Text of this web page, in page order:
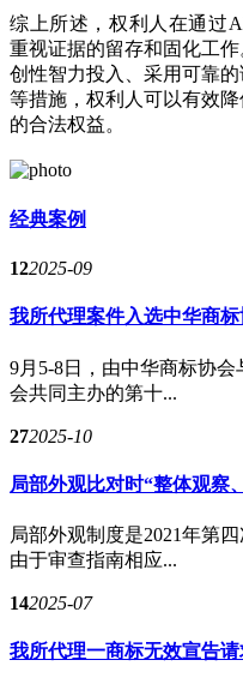
综上所述，权利人在通过
重视证据的留存和固化工
创性智力投入、采用可靠
等措施，权利人可以有效
的合法权益。
经典案例
122025-09
我所代理案件入选中华商标
9月5-8日，由中华商标协
会共同主办的第十...
272025-10
局部外观比对时“整体观察
局部外观制度是2021年第
由于审查指南相应...
142025-07
我所代理一商标无效宣告